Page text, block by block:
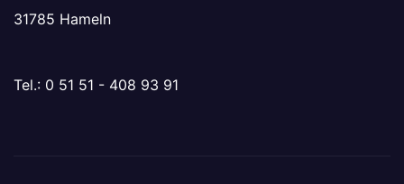
31785 Hameln
Tel.: 0 51 51 - 408 93 91